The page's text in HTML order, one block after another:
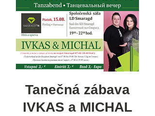
Tanečná zábava
IVKAS a MICHAL